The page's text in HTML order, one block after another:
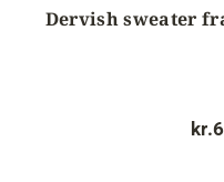
Dervish sweater